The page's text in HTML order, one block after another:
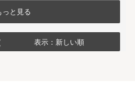
っと見る
表示：新しい順